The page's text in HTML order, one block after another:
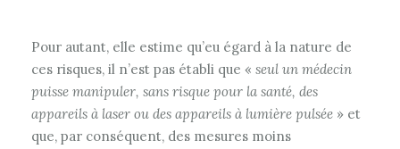
Pour autant, elle estime qu’eu égard à la nature de
ces risques, il n’est pas établi que « seul un médecin
puisse manipuler, sans risque pour la santé, des
appareils à laser ou des appareils à lumière pulsée » et
que, par conséquent, des mesures moins